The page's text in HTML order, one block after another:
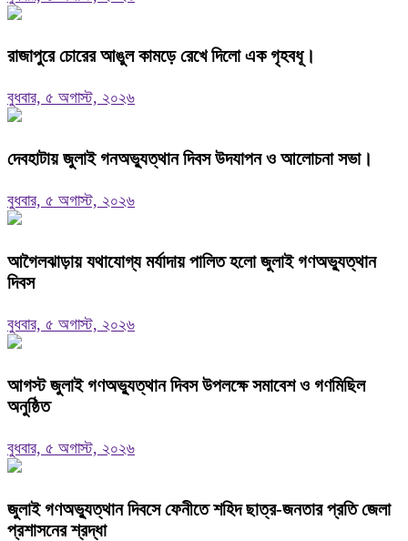
রাজাপুরে চোরের আঙুল কামড়ে রেখে দিলো এক গৃহবধূ।
বুধবার, ৫ অগাস্ট, ২০২৬
দেবহাটায় জুলাই গনঅভ্যুত্থান দিবস উদযাপন ও আলোচনা সভা।
বুধবার, ৫ অগাস্ট, ২০২৬
আগৈলঝাড়ায় যথাযোগ্য মর্যাদায় পালিত হলো জুলাই গণঅভ্যুত্থান
দিবস
বুধবার, ৫ অগাস্ট, ২০২৬
আগস্ট জুলাই গণঅভ্যুত্থান দিবস উপলক্ষে সমাবেশ ও গণমিছিল
অনুষ্ঠিত
বুধবার, ৫ অগাস্ট, ২০২৬
জুলাই গণঅভ্যুত্থান দিবসে ফেনীতে শহিদ ছাত্র-জনতার প্রতি জেলা
প্রশাসনের শ্রদ্ধা